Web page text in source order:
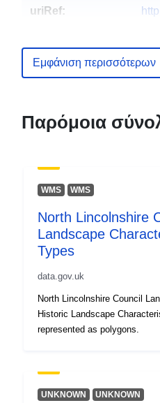
uriRef:
Εμφάνιση περισσότερων
Παρόμοια
WMS WMS
North Lincolnshire
Landscape
Types
data.gov.uk
North Lincolnshire Council
Historic Landscape
represented as polygons.
UNKNOWN UNKNOWN